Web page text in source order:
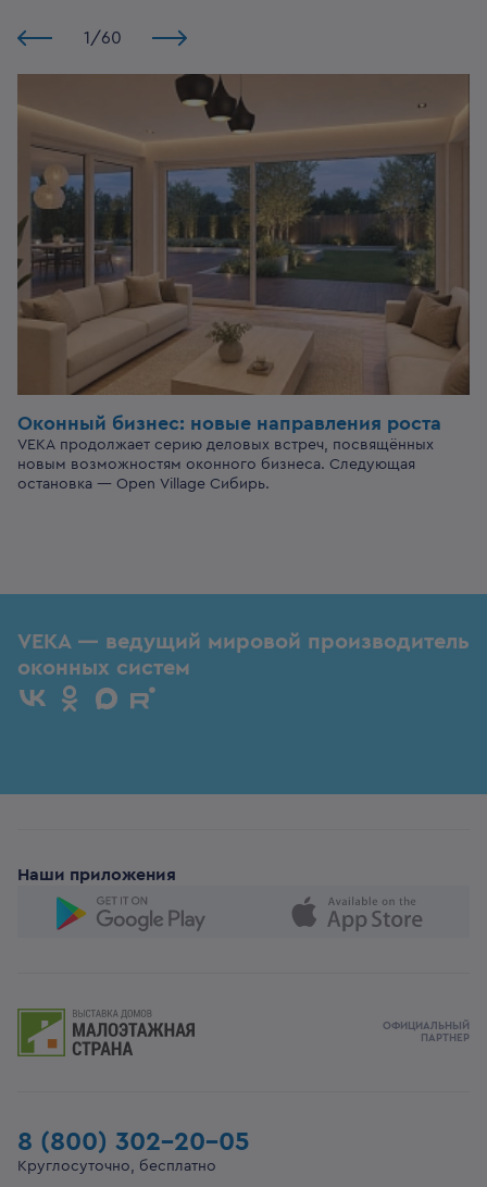
1 /60
Оконный бизнес: новые направления роста
VEKA продолжает серию деловых встреч, посвящённых
новым возможностям оконного бизнеса. Следующая
остановка — Open Village Сибирь.
VEKA — ведущий мировой производитель
оконных систем
Наши приложения
8 (800) 302-20-05
Круглосуточно, бесплатно
ОФИЦИАЛЬНЫЙ
ПАРТНЕР